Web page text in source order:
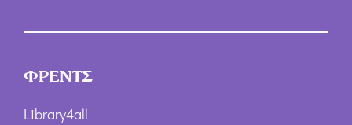
ΦΡΕΝΤΣ
Library4all